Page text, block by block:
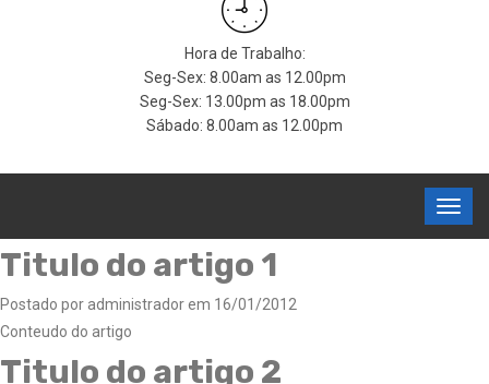
Hora de Trabalho:
Seg-Sex: 8.00am as 12.00pm
Seg-Sex: 13.00pm as 18.00pm
Sábado: 8.00am as 12.00pm
Titulo do artigo 1
Postado por administrador em 16/01/2012
Conteudo do artigo
Titulo do artigo 2